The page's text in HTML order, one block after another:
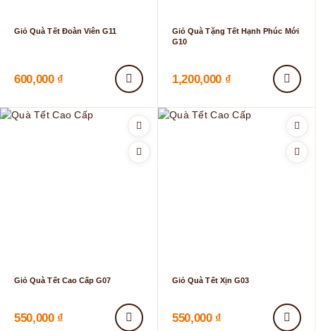
Giỏ Quà Tết Đoàn Viên G11
600,000 ₫
Giỏ Quà Tặng Tết Hạnh Phúc Mới
G10
1,200,000 ₫
Giỏ Quà Tết Cao Cấp G07
550,000 ₫
Giỏ Quà Tết Xịn G03
550,000 ₫